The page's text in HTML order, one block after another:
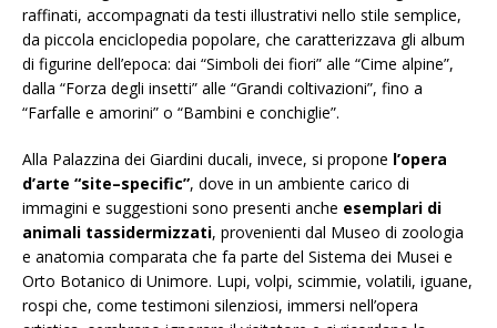
raffinati, accompagnati da testi illustrativi nello stile semplice,
da piccola enciclopedia popolare, che caratterizzava gli album
di figurine dell’epoca: dai “Simboli dei fiori” alle “Cime alpine”,
dalla “Forza degli insetti” alle “Grandi coltivazioni”, fino a
“Farfalle e amorini” o “Bambini e conchiglie”.
Alla Palazzina dei Giardini ducali, invece, si propone l’opera
d’arte “site–specific”, dove in un ambiente carico di
immagini e suggestioni sono presenti anche esemplari di
animali tassidermizzati, provenienti dal Museo di zoologia
e anatomia comparata che fa parte del Sistema dei Musei e
Orto Botanico di Unimore. Lupi, volpi, scimmie, volatili, iguane,
rospi che, come testimoni silenziosi, immersi nell’opera